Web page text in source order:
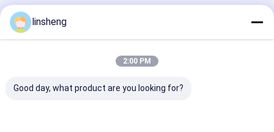
Συνιστώμενα Προϊόντα
linsheng
2:00 PM
Good day, what product are you looking for?